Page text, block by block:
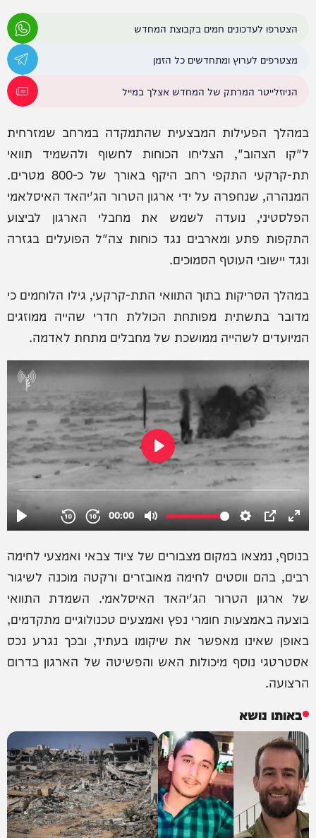
הצטרפו לעדכונים חמים בקבוצת המחדש
מצטרפים לערוץ ומתחדשים כל הזמן
הניוזלייטר המרתק של המחדש אצלך במייל
במהלך הפעילות המבצעית שהתמקדה במרחב שמזרחית
ל"קו הצהוב", הצליחו הכוחות לחשוף ולהשמיד תוואי
תת-קרקעי התקפי רחב היקף באורך של כ-800 מטרים.
המנהרה, שנחפרה על ידי ארגון הטרור הג'יהאד האיסלאמי
הפלסטיני, נועדה לשמש את מחבלי הארגון לביצוע
התקפות פתע ומארבים נגד כוחות צה"ל הפועלים בגזרה
ונגד יישובי העוטף הסמוכים.
במהלך הסריקות בתוך התוואי התת-קרקעי, גילו הלוחמים כי
מדובר בתשתית מפותחת הכוללת חדרי שהייה ממוזגים
המיועדים לשהייה ממושכת של מחבלים מתחת לאדמה.
בנוסף, נמצאו במקום מצבורים של ציוד צבאי ואמצעי לחימה
רבים, בהם ווסטים לחימה מאובזרים ורקטה מוכנה לשיגור
של ארגון הטרור הג'יהאד האיסלאמי. השמדת התוואי
בוצעה באמצעות חומרי נפץ ואמצעים טכנולוגיים מתקדמים,
באופן שאינו מאפשר את שיקומו בעתיד, ובכך נגרע נכס
אסטרטגי נוסף מיכולות האש והפשיטה של הארגון בדרום
הרצועה.
באותו נושא